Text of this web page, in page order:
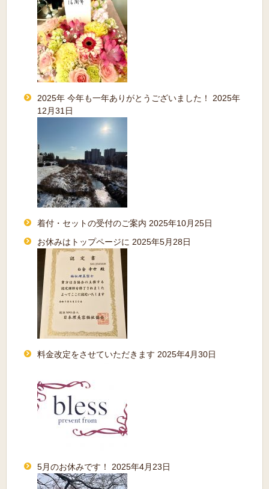
2025年 今年も一年ありがとうございました！
2025年
12月31日
着付・セットの受付のご案内 2025年10月25日
お休みはトップページに 2025年5月28日
料金改定をさせていただきます 2025年4月30日
5月のお休みです！ 2025年4月23日